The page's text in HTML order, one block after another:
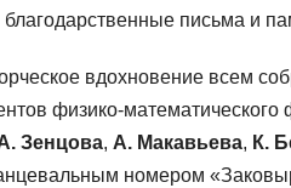
письма и
вдохновение всем
физико-
Зенцова, А. Макавьева, К.
номером